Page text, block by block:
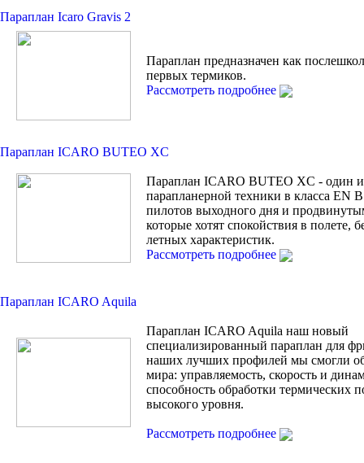
Параплан Icaro Gravis 2
Параплан предназначен как
первых термиков.
Рассмотреть подробнее
Параплан ICARO BUTEO XC
Параплан ICARO BUTEO XC - один
парапланерной техники в класса EN
пилотов выходного дня и
которые хотят спокойствия в полете,
летных характеристик.
Рассмотреть подробнее
Параплан ICARO Aquila
Параплан ICARO Aquila наш новый
специализированный параплан для
наших лучших профилей мы смогли
мира: управляемость, скорость и
способность обработки термических
высокого уровня.
Рассмотреть подробнее